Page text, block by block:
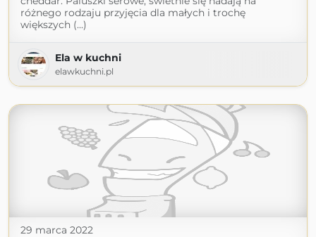
różnego rodzaju przyjęcia dla małych i trochę
większych (...)
Ela w kuchni
elawkuchni.pl
29 marca 2022